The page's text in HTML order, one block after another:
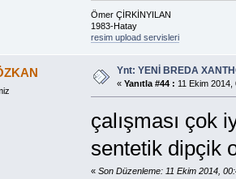
Ömer ÇİRKİNYILAN
1983-Hatay
resim upload servisleri
Ynt: YENİ BREDA
« Yanıtla #44 : 11 Ekim 2014,
çalışması çok
sentetik dipçik
« Son Düzenleme: 11 Ekim 2014,